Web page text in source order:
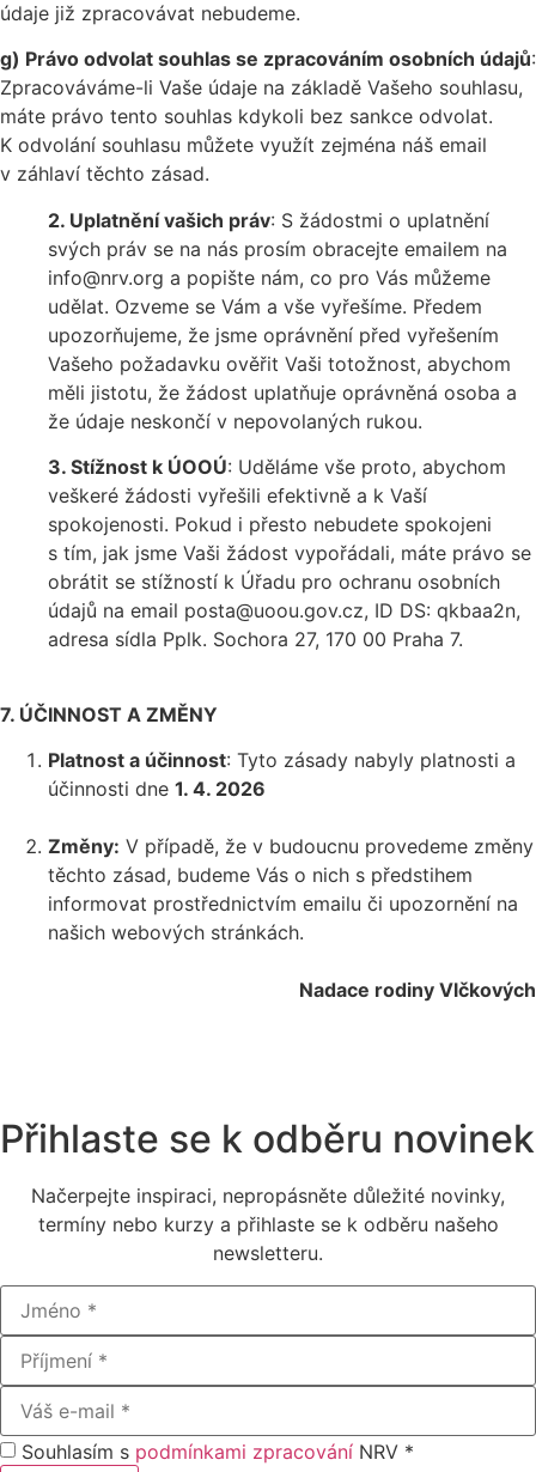
údaje již zpracovávat nebudeme.
g) Právo odvolat souhlas se zpracováním osobních údajů:
Zpracováváme-li Vaše údaje na základě Vašeho souhlasu,
máte právo tento souhlas kdykoli bez sankce odvolat.
K odvolání souhlasu můžete využít zejména náš email
v záhlaví těchto zásad.
2. Uplatnění vašich práv: S žádostmi o uplatnění
svých práv se na nás prosím obracejte emailem na
info@nrv.org a popište nám, co pro Vás můžeme
udělat. Ozveme se Vám a vše vyřešíme. Předem
upozorňujeme, že jsme oprávnění před vyřešením
Vašeho požadavku ověřit Vaši totožnost, abychom
měli jistotu, že žádost uplatňuje oprávněná osoba a
že údaje neskončí v nepovolaných rukou.
3. Stížnost k ÚOOÚ: Uděláme vše proto, abychom
veškeré žádosti vyřešili efektivně a k Vaší
spokojenosti. Pokud i přesto nebudete spokojeni
s tím, jak jsme Vaši žádost vypořádali, máte právo se
obrátit se stížností k Úřadu pro ochranu osobních
údajů na email posta@uoou.gov.cz, ID DS: qkbaa2n,
adresa sídla Pplk. Sochora 27, 170 00 Praha 7.
7. ÚČINNOST A ZMĚNY
Platnost a účinnost: Tyto zásady nabyly platnosti a
účinnosti dne 1. 4. 2026
Změny: V případě, že v budoucnu provedeme změny
těchto zásad, budeme Vás o nich s předstihem
informovat prostřednictvím emailu či upozornění na
našich webových stránkách.
Nadace rodiny Vlčkových
Přihlaste se k odběru novinek
Načerpejte inspiraci, nepropásněte důležité novinky,
termíny nebo kurzy a přihlaste se k odběru našeho
newsletteru.
Souhlasím s podmínkami zpracování NRV *